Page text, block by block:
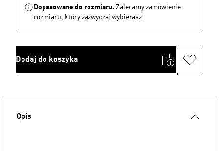
Dopasowane do rozmiaru. Zalecamy zamówienie
rozmiaru, który zazwyczaj wybierasz.
Dodaj do koszyka
Opis